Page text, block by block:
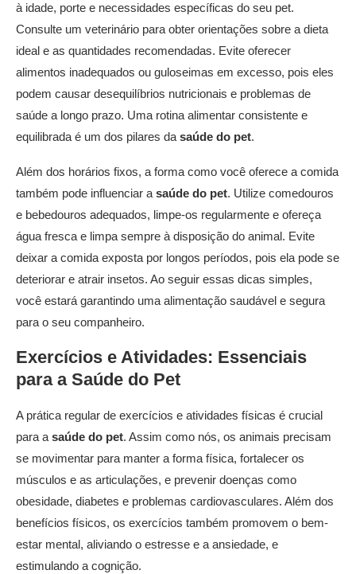
à idade, porte e necessidades específicas do seu pet.
Consulte um veterinário para obter orientações sobre a dieta
ideal e as quantidades recomendadas. Evite oferecer
alimentos inadequados ou guloseimas em excesso, pois eles
podem causar desequilíbrios nutricionais e problemas de
saúde a longo prazo. Uma rotina alimentar consistente e
equilibrada é um dos pilares da saúde do pet.
Além dos horários fixos, a forma como você oferece a comida
também pode influenciar a saúde do pet. Utilize comedouros
e bebedouros adequados, limpe-os regularmente e ofereça
água fresca e limpa sempre à disposição do animal. Evite
deixar a comida exposta por longos períodos, pois ela pode se
deteriorar e atrair insetos. Ao seguir essas dicas simples,
você estará garantindo uma alimentação saudável e segura
para o seu companheiro.
Exercícios e Atividades: Essenciais
para a Saúde do Pet
A prática regular de exercícios e atividades físicas é crucial
para a saúde do pet. Assim como nós, os animais precisam
se movimentar para manter a forma física, fortalecer os
músculos e as articulações, e prevenir doenças como
obesidade, diabetes e problemas cardiovasculares. Além dos
benefícios físicos, os exercícios também promovem o bem-
estar mental, aliviando o estresse e a ansiedade, e
estimulando a cognição.